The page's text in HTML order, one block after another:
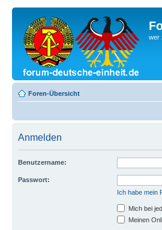
wer
Foren-Übersicht
Anmelden
Benutzername:
Passwort:
Ich habe mein
Mich bei
Meinen